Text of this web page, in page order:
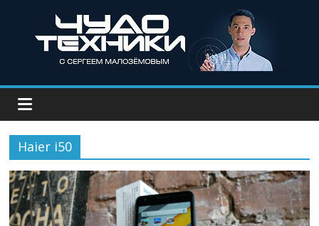
Haier i50